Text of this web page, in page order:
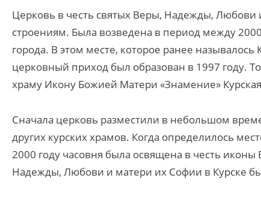
Церковь в честь святых Веры, Надежды, Любови
строениям. Была возведена в период между
города. В этом месте, которое ранее
церковный приход был образован в 1997 году.
храму Икону Божией Матери «Знамение»
Сначала церковь разместили в небольшом
других курских храмов. Когда определилось
2000 году часовня была освящена в честь
Надежды, Любови и матери их Софии в Курске